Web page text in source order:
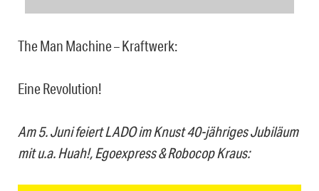
The Man Machine – Kraftwerk:
Eine Revolution!
Am 5. Juni feiert LADO im Knust 40-jähriges Jubiläum
mit u.a. Huah!, Egoexpress & Robocop Kraus: